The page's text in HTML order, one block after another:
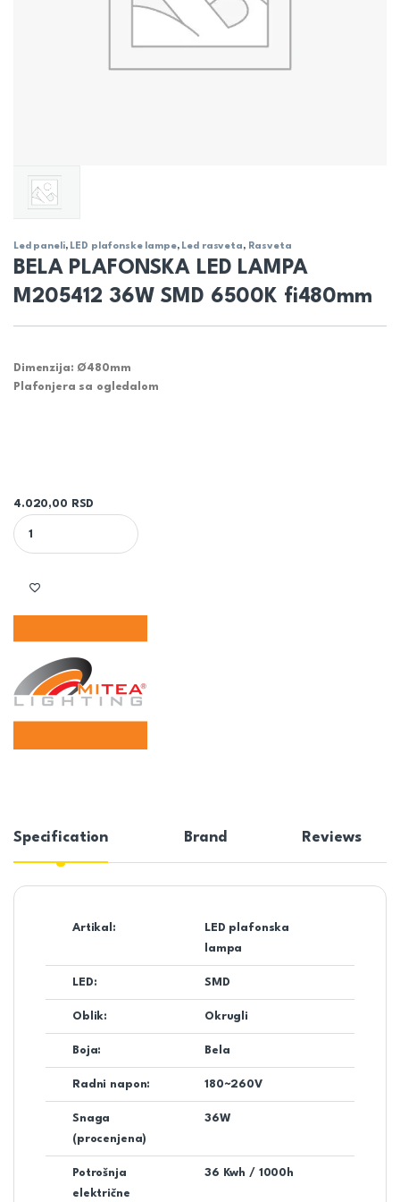
Led paneli, LED plafonske lampe, Led rasveta, Rasveta
BELA PLAFONSKA LED LAMPA
M205412 36W SMD 6500K fi480mm
Dimenzija: Ø480mm
Plafonjera sa ogledalom
4.020,00
RSD
BELA PLAFONSKA LED LAMPA M205412 36W SMD 6500K
Specification Brand Reviews
Artikal:
LED plafonska
lampa
LED: SMD
Oblik: Okrugli
Boja: Bela
Radni napon: 180~260V
Snaga
(procenjena)
36W
Potrošnja
električne
36 Kwh / 1000h